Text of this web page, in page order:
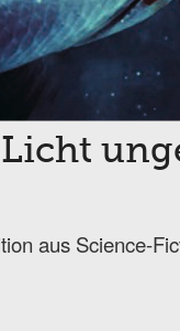
Licht
aus Science-